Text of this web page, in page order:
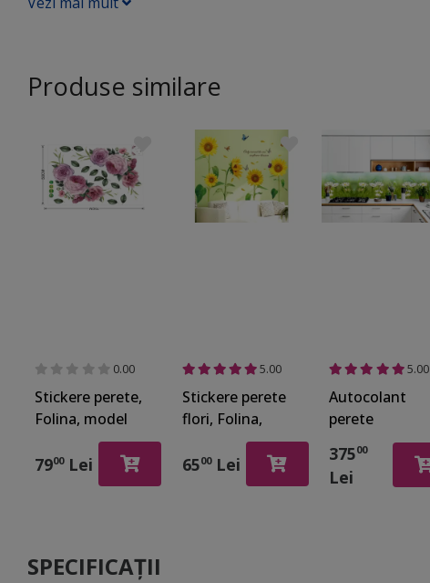
Produse similare
0.00
Stickere perete,
Folina, model
floral mov,
50x70 cm
7900Lei
5.00
Stickere perete
flori, Folina,
floarea soarelui
si fluturi, 60x90
6500Lei
5.00
Autocolant
perete
contrablat
bucătărie,
Folina, model
37500
Lei
SPECIFICAȚII